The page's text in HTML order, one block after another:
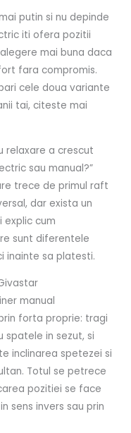
putin si nu depinde
iti ofera pozitii
mai buna daca
fara compromis.
cele doua variante
tai, citeste mai
relaxare a crescut
sau manual?”
trece de primul raft
dar exista un
explic cum
sunt diferentele
inainte sa platesti.
manual
forta proprie: tragi
spatele in sezut, si
inclinarea spetezei si
Totul se petrece
pozitiei se face
sens invers sau prin